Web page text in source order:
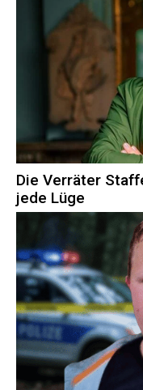
Die Verräter
jede Lüge